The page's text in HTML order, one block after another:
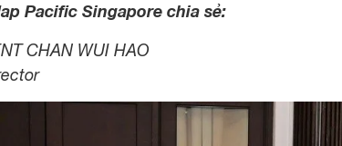
Pacific Singapore chia sẻ:
CHAN WUI HAO